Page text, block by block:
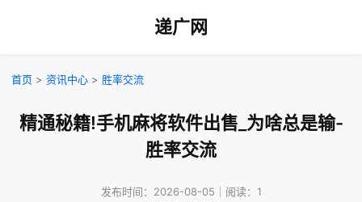
递广网
首页 > 资讯中心 > 胜率交流
精通秘籍!手机麻将软件出售_为啥总是输-
胜率交流
发布时间：2026-08-05｜阅读：1